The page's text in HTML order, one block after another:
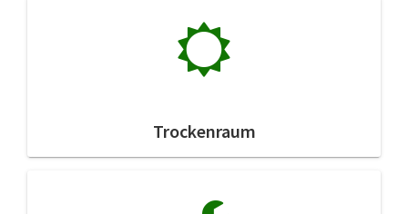
Trockenraum